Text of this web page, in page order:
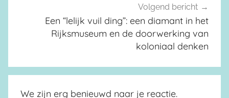
Volgend bericht
Een “lelijk vuil ding”: een diamant in het
Rijksmuseum en de doorwerking van
koloniaal denken
We zijn erg benieuwd naar je reactie.